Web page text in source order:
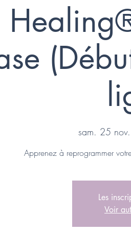
sam. 25 nov.
Apprenez à reprogrammer
Les
Voir